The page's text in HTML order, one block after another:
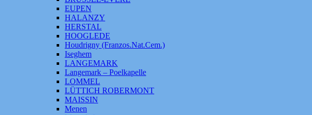
EUPEN
HALANZY
HERSTAL
HOOGLEDE
Houdrigny (Franzos.Nat.Cem.)
Iseghem
LANGEMARK
Langemark – Poelkapelle
LOMMEL
LÜTTICH ROBERMONT
MAISSIN
Menen